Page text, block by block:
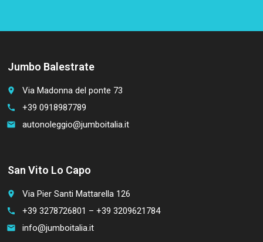
Jumbo Balestrate
place Via Madonna del ponte 73
call +39 0918987789
email autonoleggio@jumboitalia.it
San Vito Lo Capo
place Via Pier Santi Mattarella 126
call +39 3278726801 – +39 3209621784
email info@jumboitalia.it